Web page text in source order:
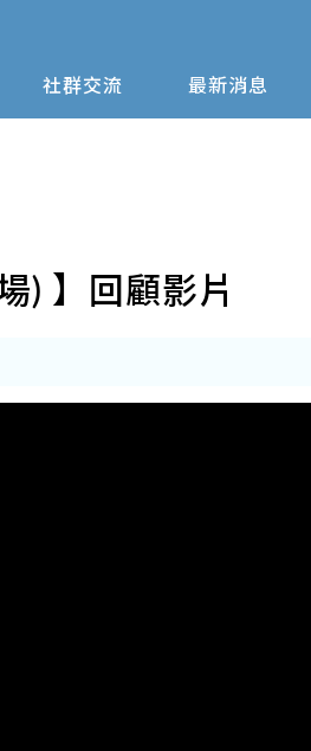
社群交流 最新消息
) 】回顧影片